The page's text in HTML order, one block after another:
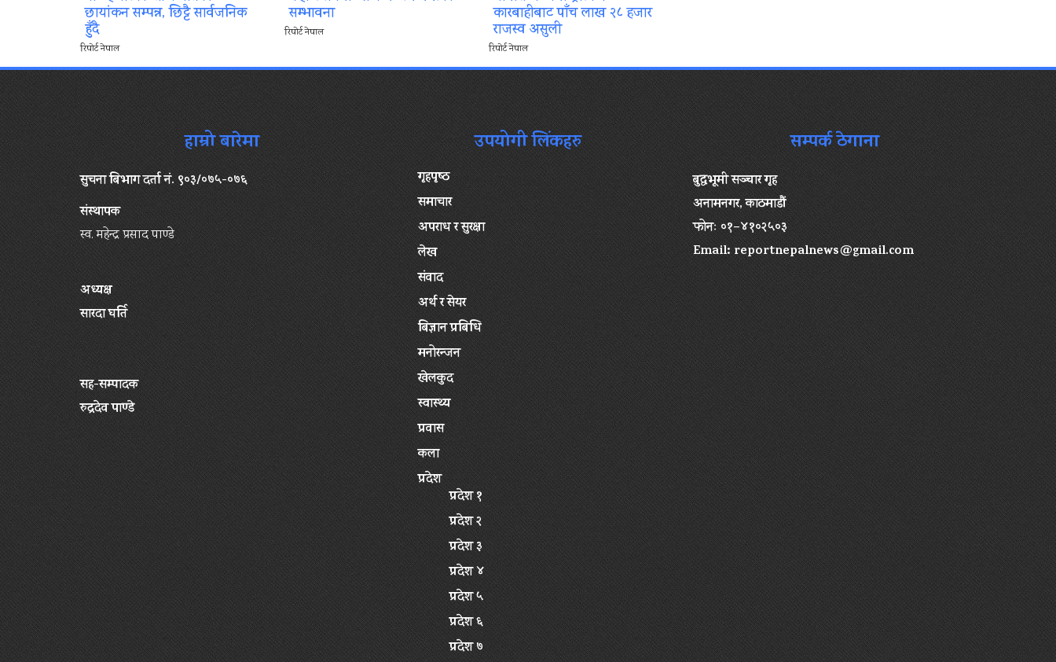
छायांकन सम्पन्न, छिट्टै सार्वजनिक
हुँदै
रिपोर्ट नेपाल
सम्भावना
रिपोर्ट नेपाल
कारबाहीबाट पाँच लाख २८ हजार
राजस्व असुली
रिपोर्ट नेपाल
हाम्रो बारेमा
सुचना बिभाग दर्ता नं. ९०३/०७५-०७६
संस्थापक
स्व. महेन्द्र प्रसाद पाण्डे
अध्यक्ष
सारदा घर्ति
सह-सम्पादक
रुद्रदेव पाण्डे
उपयोगी लिंकहरु
गृहपृष्‍ठ
समाचार
अपराध र सुरक्षा
लेख
संवाद
अर्थ र सेयर
बिज्ञान प्रबिधि
मनोरन्जन
खेलकुद
स्वास्थ्य
प्रवास
कला
प्रदेश
प्रदेश १
प्रदेश २
प्रदेश ३
प्रदेश ४
प्रदेश ५
प्रदेश ६
प्रदेश ७
सम्पर्क ठेगाना
बुद्धभूमी सञ्चार गृह
अनामनगर, काठमाडौं
फोनः ०१–४१०२५०३
Email:reportnepalnews@gmail.com